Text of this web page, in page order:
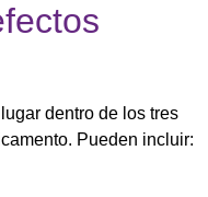
dentro de los tres
Pueden incluir: